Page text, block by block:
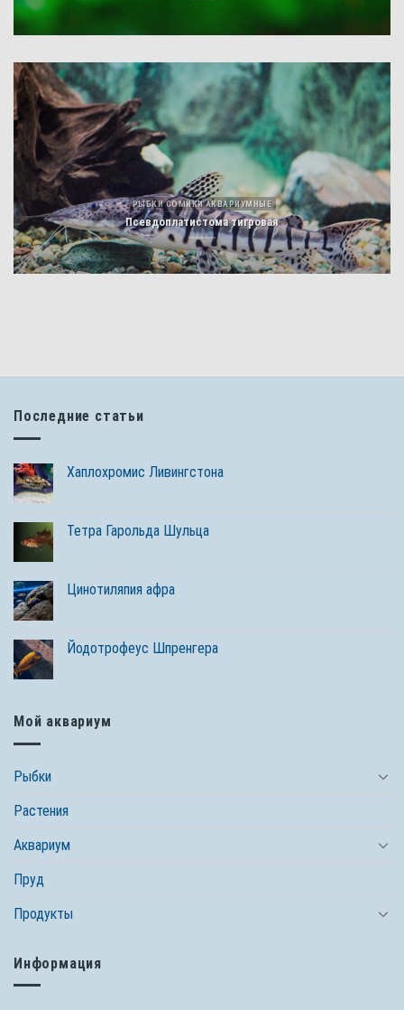
РЫБКИ СОМИКИ АКВАРИУМНЫЕ
Псевдоплатистома тигровая
Последние статьи
Хаплохромис Ливингстона
Тетра Гарольда Шульца
Цинотиляпия афра
Йодотрофеус Шпренгера
Мой аквариум
Рыбки
Растения
Аквариум
Пруд
Продукты
Информация